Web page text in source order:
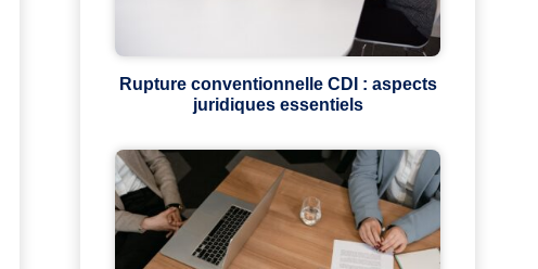
Rupture conventionnelle CDI : aspects
juridiques essentiels